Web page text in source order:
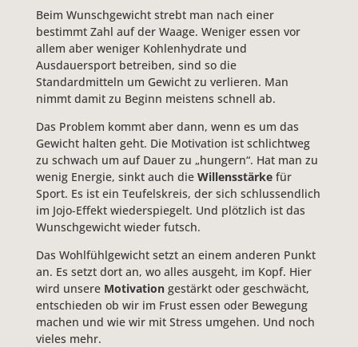
Beim Wunschgewicht strebt man nach einer
bestimmt Zahl auf der Waage. Weniger essen vor
allem aber weniger Kohlenhydrate und
Ausdauersport betreiben, sind so die
Standardmitteln um Gewicht zu verlieren. Man
nimmt damit zu Beginn meistens schnell ab.
Das Problem kommt aber dann, wenn es um das
Gewicht halten geht. Die Motivation ist schlichtweg
zu schwach um auf Dauer zu „hungern“. Hat man zu
wenig Energie, sinkt auch die Willensstärkefür
Sport. Es ist ein Teufelskreis, der sich schlussendlich
im Jojo-Effekt wiederspiegelt. Und plötzlich ist das
Wunschgewicht wieder futsch.
Das Wohlfühlgewicht setzt an einem anderen Punkt
an. Es setzt dort an, wo alles ausgeht, im Kopf. Hier
wird unsere Motivationgestärkt oder geschwächt,
entschieden ob wir im Frust essen oder Bewegung
machen und wie wir mit Stress umgehen. Und noch
vieles mehr.